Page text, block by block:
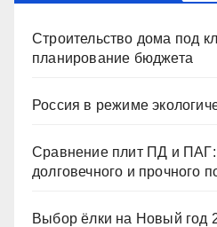
Строительство дома под
планирование бюджета
Россия в режиме
Сравнение плит ПД и ПАГ:
долговечного и прочного
Выбор ёлки на Новый год